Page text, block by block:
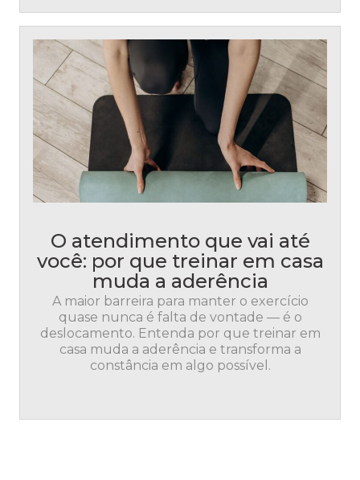
O atendimento que vai até
você: por que treinar em casa
muda a aderência
A maior barreira para manter o exercício
quase nunca é falta de vontade — é o
deslocamento. Entenda por que treinar em
casa muda a aderência e transforma a
constância em algo possível.